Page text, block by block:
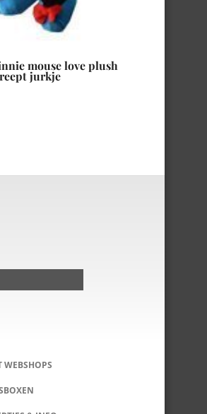
mouse love plush
jurkje
WEBSHOPS